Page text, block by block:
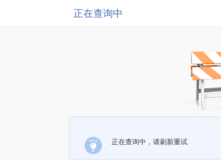
正在查询中
正在查询中，请刷新重试